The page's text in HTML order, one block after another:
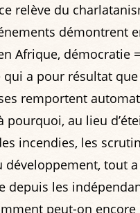
relève du
démontrent
Afrique, démocratie
a pour résultat
remportent
pourquoi, au lieu
incendies, les
développement, tout
depuis les
peut-on